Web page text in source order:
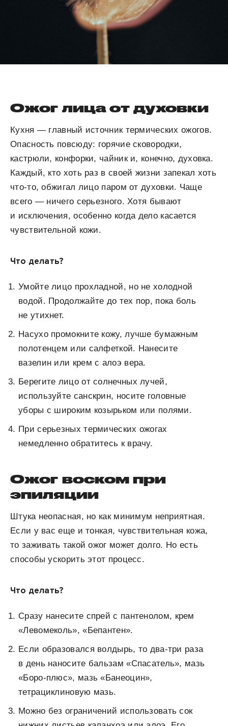
Ожог лица от духовки
Кухня — главный источник термических ожогов.
Опасность повсюду: горячие сковородки,
кастрюли, конфорки, чайник и, конечно, духовка.
Каждый, кто хоть раз в своей жизни запекал хоть
что-то, обжигал лицо паром от духовки. Чаще
всего — ничего серьезного. Хотя бывают
и исключения, особенно когда дело касается
чувствительной кожи.
Что делать?
Умойте лицо прохладной, но не холодной
водой. Продолжайте до тех пор, пока боль
не утихнет.
Насухо промокните кожу, лучше бумажным
полотенцем или салфеткой. Нанесите
вазелин или крем с алоэ вера.
Берегите лицо от солнечных лучей,
используйте санскрин, носите головные
уборы с широким козырьком или полями.
При серьезных термических ожогах
немедленно обратитесь к врачу.
Ожог воском при
эпиляции
Штука неопасная, но как минимум неприятная.
Если у вас еще и тонкая, чувствительная кожа,
то заживать такой ожог может долго. Но есть
способы ускорить этот процесс.
Что делать?
Сразу нанесите спрей с пантенолом, крем
«Левомеколь», «Бепантен».
Если образовался волдырь, то два-три раза
в день наносите бальзам «Спасатель», мазь
«Боро-плюс», мазь «Банеоцин»,
тетрациклиновую мазь.
Можно без ограничений использовать сок